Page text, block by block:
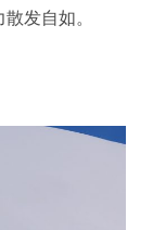
发自如。